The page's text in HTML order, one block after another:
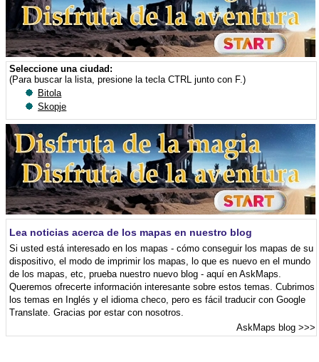
Seleccione una ciudad:
(Para buscar la lista, presione la tecla CTRL junto con F.)
Bitola
Skopje
Lea noticias acerca de los mapas en nuestro blog
Si usted está interesado en los mapas - cómo conseguir los mapas de su
dispositivo, el modo de imprimir los mapas, lo que es nuevo en el mundo
de los mapas, etc, prueba nuestro nuevo blog - aquí en AskMaps.
Queremos ofrecerte información interesante sobre estos temas. Cubrimos
los temas en Inglés y el idioma checo, pero es fácil traducir con Google
Translate. Gracias por estar con nosotros.
AskMaps blog >>>